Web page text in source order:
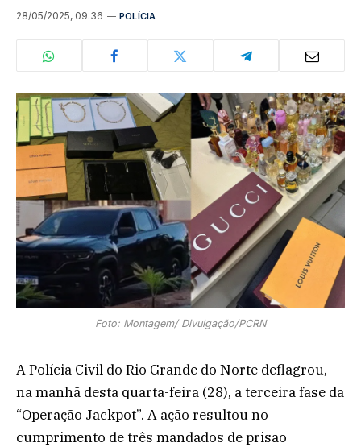
28/05/2025, 09:36 POLÍCIA
Foto: Montagem/ Divulgação/PCRN
A Polícia Civil do Rio Grande do Norte deflagrou,
na manhã desta quarta-feira (28), a terceira fase da
“Operação Jackpot”. A ação resultou no
cumprimento de três mandados de prisão